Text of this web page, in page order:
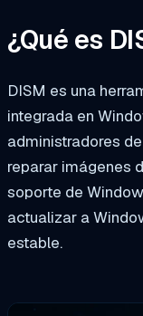
¿Qué es
DISM es una
integrada en
administradores
reparar imágenes
soporte de
actualizar a
estable.